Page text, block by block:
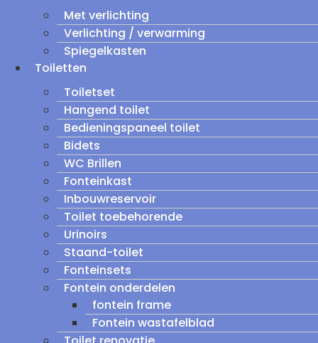
Met verlichting
Verlichting / verwarming
Spiegelkasten
Toiletten
Toiletset
Hangend toilet
Bedieningspaneel toilet
Bidets
WC Brillen
Fonteinkast
Inbouwreservoir
Toilet toebehorende
Urinoirs
Staand-toilet
Fonteinsets
Fontein onderdelen
fontein frame
Fontein wastafelblad